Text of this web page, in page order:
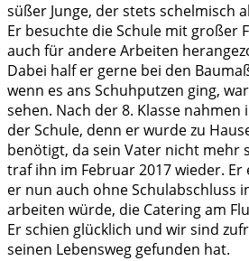
süßer Junge, der stets schelmisch
Er besuchte die Schule mit großer
auch für andere Arbeiten
Dabei half er gerne bei den
wenn es ans Schuhputzen ging,
sehen. Nach der 8. Klasse nahmen
der Schule, denn er wurde zu
benötigt, da sein Vater nicht mehr
traf ihn im Februar 2017 wieder. Er
er nun auch ohne Schulabschluss
arbeiten würde, die Catering am
Er schien glücklich und wir sind
seinen Lebensweg gefunden hat.